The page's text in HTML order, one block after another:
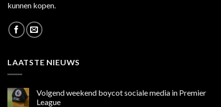
kunnen kopen.
LAATSTE NIEUWS
Volgend weekend boycot sociale media in Premier
League